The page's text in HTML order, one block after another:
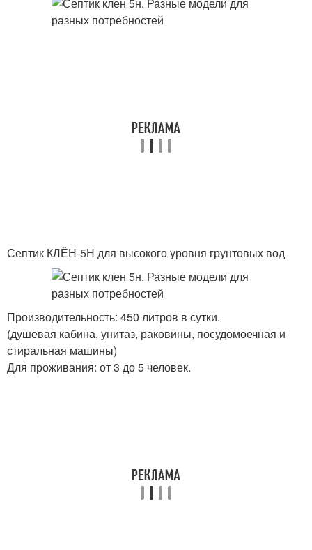
Септик КЛЁН-5Н для высокого уровня грунтовых вод
Производительность: 450 литров в сутки.
(душевая кабина, унитаз, раковины, посудомоечная и
стиральная машины)
Для проживания: от 3 до 5 человек.